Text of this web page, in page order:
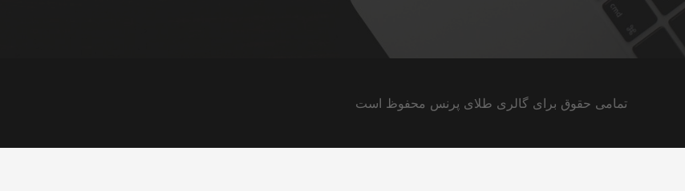
تمامی حقوق برای گالری طلای پرنس محفوظ است